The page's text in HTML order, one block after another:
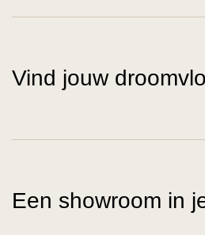
Vind jouw
Een showroom in